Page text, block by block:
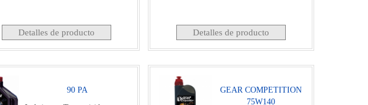
Detalles de producto Detalles de producto
90 PA
GEAR COMPETITION
75W140